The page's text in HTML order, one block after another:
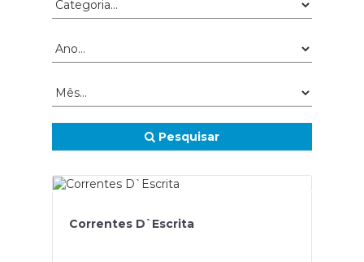
Pesquisar
Correntes D`Escrita